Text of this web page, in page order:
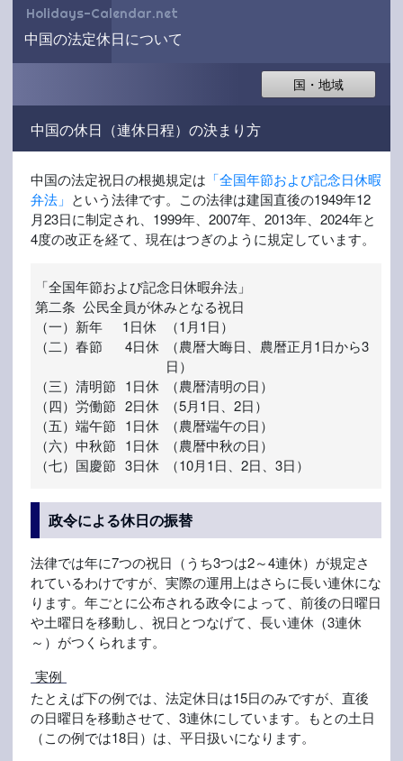
Holidays-Calendar.net
中国の法定休日について
国・地域
中国の休日（連休日程）の決まり方
中国の法定祝日の根拠規定は 「全国年節および記念日休暇
弁法」 という法律です。この法律は建国直後の1949年12
月23日に制定され、1999年、2007年、2013年、2024年と
4度の改正を経て、現在はつぎのように規定しています。
「全国年節および記念日休暇弁法」
第二条 公民全員が休みとなる祝日
（一） 新年 1日休
（1月1日）
（二） 春節 4日休
（農暦大晦日、農暦正月1日から3
日）
（三） 清明節 1日休
（農暦清明の日）
（四） 労働節 2日休
（5月1日、2日）
（五） 端午節 1日休
（農暦端午の日）
（六） 中秋節 1日休
（農暦中秋の日）
（七） 国慶節 3日休 （10月1日、2日、3日）
政令による休日の振替
法律では年に7つの祝日（うち3つは2～4連休）が規定さ
れているわけですが、実際の運用上はさらに長い連休にな
ります。年ごとに公布される政令によって、前後の日曜日
や土曜日を移動し、祝日とつなげて、長い連休（3連休
～）がつくられます。
実例
たとえば下の例では、法定休日は15日のみですが、直後
の日曜日を移動させて、3連休にしています。もとの土日
（この例では18日）は、平日扱いになります。